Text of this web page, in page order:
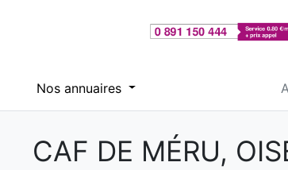
Nos annuaires
CAF DE MÉRU,